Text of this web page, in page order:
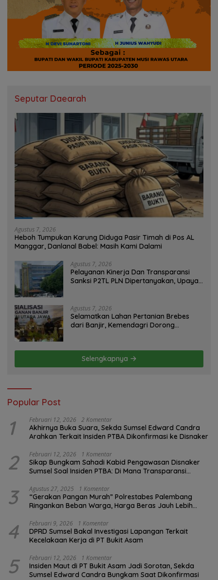
Seputar Daearah
Agustus 7, 2026
Heboh Tumpukan Karung Diduga Pasir Timah di Pos AL
Manggar, Danlanal Babel: Masih Kami Dalami
Agustus 7, 2026
Pelayanan Kinerja Dan Transparansi
Sanksi P2TL PLN Dipertanyakan, Upaya
Agustus 7, 2026
Selamatkan Lahan Pertanian Brebes
dari Banjir, Kemendagri Dorong
Selengkapnya
Popular Post
1 Februari 12, 2026 2 Komentar
Akhirnya Buka Suara, Sekda Sumsel Edward Candra
Arahkan Terkait Insiden PTBA Dikonfirmasi ke Disnaker
2 Februari 12, 2026 1 Komentar
Sikap Bungkam Sahadi Kabid Pengawasan Disnaker
Sumsel Soal Insiden PTBA: Di Mana Transparansi
3 Agustus 27, 2025 1 Komentar
“Gerakan Pangan Murah” Polrestabes Palembang
Ringankan Beban Warga, Harga Beras Jauh Lebih
4 Februari 9, 2026 1 Komentar
DPRD Sumsel Bakal Investigasi Lapangan Terkait
Kecelakaan Kerja di PT Bukit Asam
5 Februari 12, 2026 1 Komentar
Insiden Maut di PT Bukit Asam Jadi Sorotan, Sekda
Sumsel Edward Candra Bungkam Saat Dikonfirmasi